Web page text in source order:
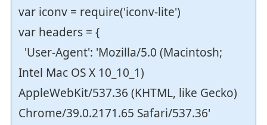
var iconv = require('iconv-lite')
var headers = {
'User-Agent': 'Mozilla/5.0 (Macintosh;
Intel Mac OS X 10_10_1)
AppleWebKit/537.36 (KHTML, like Gecko)
Chrome/39.0.2171.65 Safari/537.36'